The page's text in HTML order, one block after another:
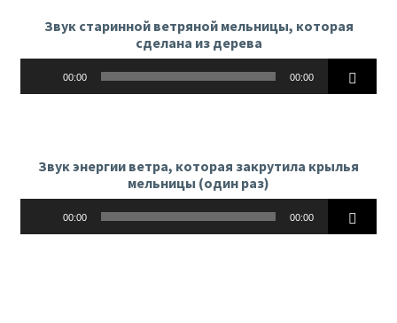
Звук старинной ветряной мельницы, которая
сделана из дерева
00:00 00:00
Звук энергии ветра, которая закрутила крылья
мельницы (один раз)
00:00 00:00